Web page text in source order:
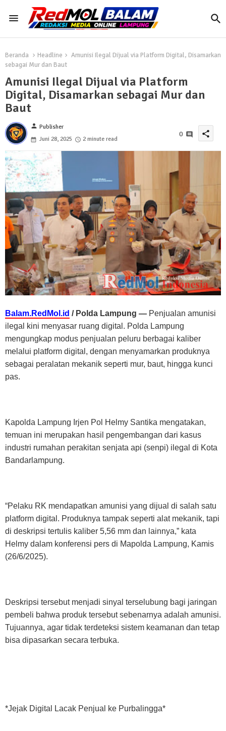
Beranda Headline
Amunisi Ilegal Dijual via Platform Digital, Disamarkan
sebagai Mur dan Baut
Amunisi Ilegal Dijual via Platform
Digital, Disamarkan sebagai Mur dan
Baut
person Publisher
Juni 28, 2025
2 minute read
0 share
Balam.RedMol.id / Polda Lampung — Penjualan amunisi
ilegal kini menyasar ruang digital. Polda Lampung
mengungkap modus penjualan peluru berbagai kaliber
melalui platform digital, dengan menyamarkan produknya
sebagai peralatan mekanik seperti mur, baut, hingga kunci
pas.
Kapolda Lampung Irjen Pol Helmy Santika mengatakan,
temuan ini merupakan hasil pengembangan dari kasus
industri rumahan perakitan senjata api (senpi) ilegal di Kota
Bandarlampung.
“Pelaku RK mendapatkan amunisi yang dijual di salah satu
platform digital. Produknya tampak seperti alat mekanik, tapi
di deskripsi tertulis kaliber 5,56 mm dan lainnya,” kata
Helmy dalam konferensi pers di Mapolda Lampung, Kamis
(26/6/2025).
Deskripsi tersebut menjadi sinyal terselubung bagi jaringan
pembeli bahwa produk tersebut sebenarnya adalah amunisi.
Tujuannya, agar tidak terdeteksi sistem keamanan dan tetap
bisa dipasarkan secara terbuka.
*Jejak Digital Lacak Penjual ke Purbalingga*